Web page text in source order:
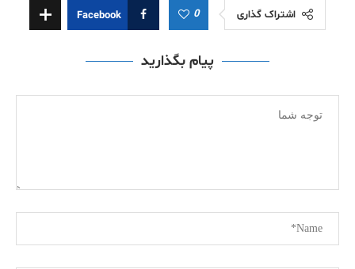
اشتراک گذاری 0
Facebook
پیام بگذارید